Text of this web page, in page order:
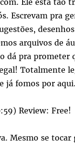
Ele está tão
Escrevam pra
arquivos de
dá pra prometer
Totalmente
já fomos por aqui.
Review: Free!
Mesmo se